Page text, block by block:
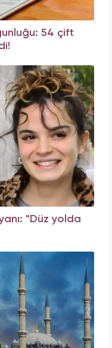
54 çift
"Düz yolda